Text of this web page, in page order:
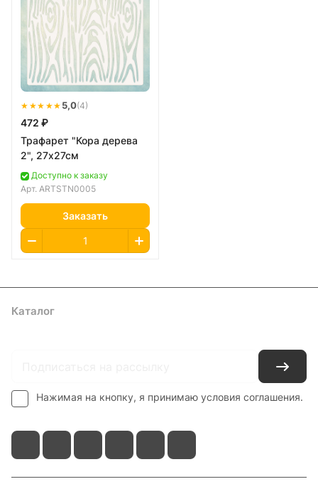
★★★★★ 5,0(4)
472 ₽
Трафарет "Кора дерева
2", 27х27см
Доступно к заказу
Арт. ARTSTN0005
Заказать
Каталог
Нажимая на кнопку, я принимаю условия соглашения.